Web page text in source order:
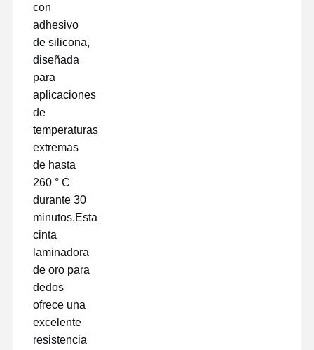
Inicio
Visita A La
Fábrica
cinta para mascotas
Cinta de Kapton
con
adhesivo
de silicona,
diseñada
para
aplicaciones
de
temperaturas
extremas
de hasta
260 ° C
durante 30
minutos.Esta
cinta
laminadora
de oro para
dedos
ofrece una
excelente
resistencia